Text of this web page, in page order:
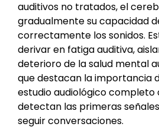
auditivos no tratados, el
gradualmente su capacidad
correctamente los sonidos.
derivar en fatiga auditiva,
deterioro de la salud mental
que destacan la importancia
estudio audiológico completo
detectan las primeras
seguir conversaciones.